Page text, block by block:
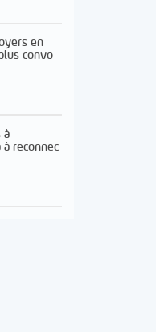
en
convo
à
à reconnec